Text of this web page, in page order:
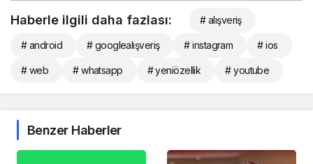
Haberle ilgili daha fazlası: # alışveriş
# android # googlealışveriş # instagram # ios
# web # whatsapp # yeniözellik # youtube
Benzer Haberler